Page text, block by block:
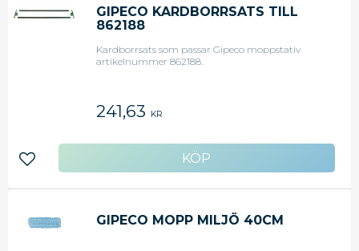
GIPECO KARDBORRSATS TILL
862188
Kardborrsats som passar Gipeco moppstativ
artikelnummer 862188.
241,63 KR
Lägg till i favoriter
GIPECO MOPP MILJÖ 40CM